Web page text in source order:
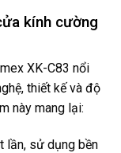
kính cường
XK-C83 nổi
thiết kế và độ
này mang lại:
lần, sử dụng bền